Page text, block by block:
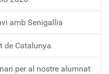
amb Senigallia
de Catalunya
per al nostre alumnat